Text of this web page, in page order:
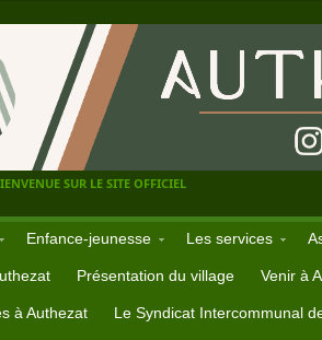
SUR LE SITE OFFICIEL
Enfance-jeunesse Les services
Présentation du village Venir à
à Authezat Le Syndicat Intercommunal